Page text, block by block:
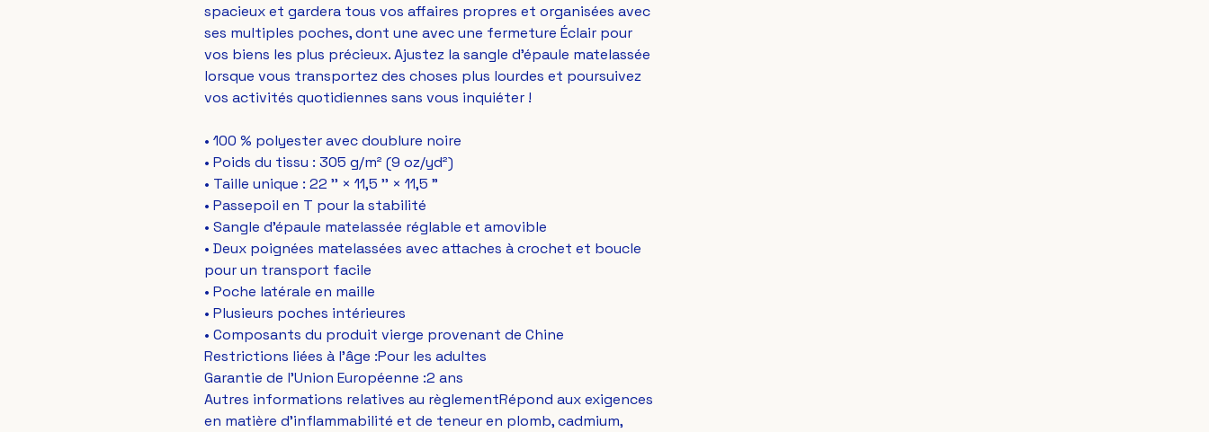
spacieux et gardera tous vos affaires propres et organisées avec
ses multiples poches, dont une avec une fermeture Éclair pour
vos biens les plus précieux. Ajustez la sangle d'épaule matelassée
lorsque vous transportez des choses plus lourdes et poursuivez
vos activités quotidiennes sans vous inquiéter !
• 100 % polyester avec doublure noire
• Poids du tissu : 305 g/m² (9 oz/yd²)
• Taille unique : 22 '' × 11,5 '' × 11,5 "
• Passepoil en T pour la stabilité
• Sangle d'épaule matelassée réglable et amovible
• Deux poignées matelassées avec attaches à crochet et boucle
pour un transport facile
• Poche latérale en maille
• Plusieurs poches intérieures
• Composants du produit vierge provenant de Chine
Restrictions liées à l'âge :Pour les adultes
Garantie de l'Union Européenne :2 ans
Autres informations relatives au règlementRépond aux exigences
en matière d’inflammabilité et de teneur en plomb, cadmium,